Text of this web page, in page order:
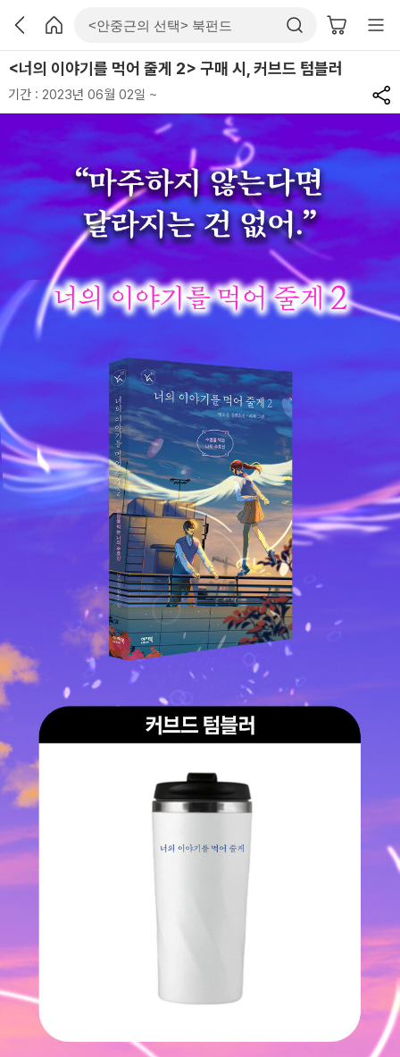
<너의 이야기를 먹어 줄게 2> 구매 시, 커브드 텀블러
기간 : 2023년 06월 02일 ~